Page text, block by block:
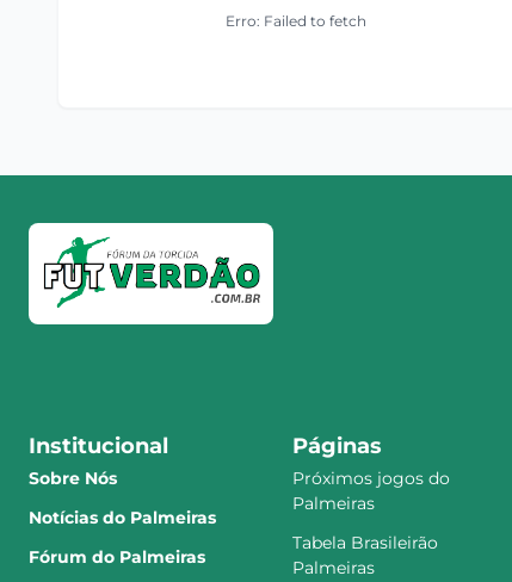
Erro: Failed to fetch
Institucional
Sobre Nós
Notícias do Palmeiras
Fórum do Palmeiras
Páginas
Próximos jogos do
Palmeiras
Tabela Brasileirão
Palmeiras